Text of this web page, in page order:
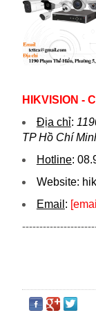
HIKVISION -
Địa chỉ:
TP Hồ Chí
Hotline:
Website:
Email :